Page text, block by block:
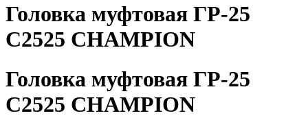
Головка муфтовая ГP-25
C2525 CHAMPION
Головка муфтовая ГP-25
C2525 CHAMPION